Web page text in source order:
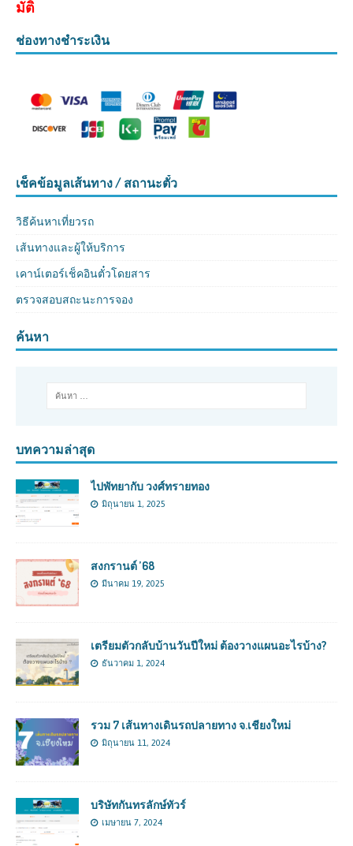
มัติ
ช่องทางชำระเงิน
เช็คข้อมูลเส้นทาง / สถานะตั๋ว
วิธีค้นหาเที่ยวรถ
เส้นทางและผู้ให้บริการ
เคาน์เตอร์เช็คอินตั๋วโดยสาร
ตรวจสอบสถะนะการจอง
ค้นหา
บทความล่าสุด
ไปพัทยากับ วงศ์ทรายทอง
มิถุนายน 1, 2025
สงกรานต์ ’68
มีนาคม 19, 2025
เตรียมตัวกลับบ้านวันปีใหม่ ต้องวางแผนอะไรบ้าง?
ธันวาคม 1, 2024
รวม 7 เส้นทางเดินรถปลายทาง จ.เชียงใหม่
มิถุนายน 11, 2024
บริษัทกันทรลักษ์ทัวร์
เมษายน 7, 2024